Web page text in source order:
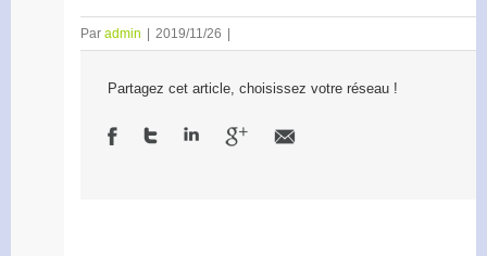
Par admin 2019/11/26
Partagez cet article, choisissez votre réseau !